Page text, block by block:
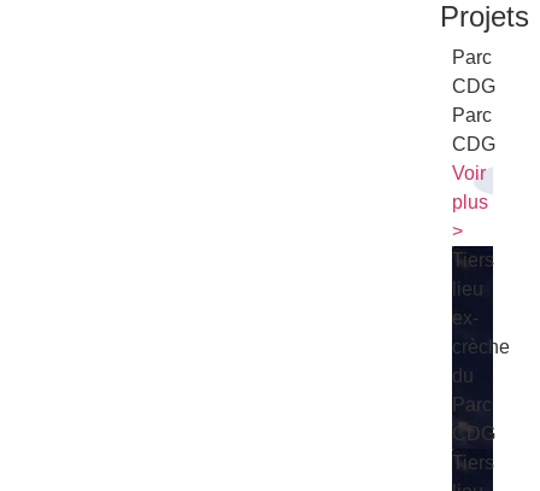
Projets
Parc
CDG
Parc
CDG
Voir
plus
>
Tiers
lieu
ex-
crèche
du
Parc
CDG
Tiers